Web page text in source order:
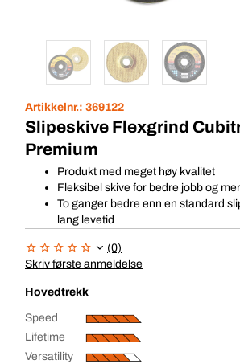
Artikkelnr.: 369122
Slipeskive Flexgrind
Premium
Produkt med meget høy kvalitet
Fleksibel skive for bedre jobb og
To ganger bedre enn en standard
lang levetid
(0)
Skriv første anmeldelse
Hovedtrekk
Speed
Lifetime
Versatility